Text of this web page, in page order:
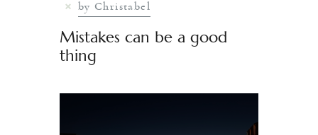
by Christabel
Mistakes can be a good
thing